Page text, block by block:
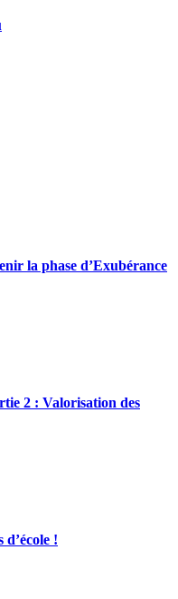
la phase d’Exubérance
2 : Valorisation des
!